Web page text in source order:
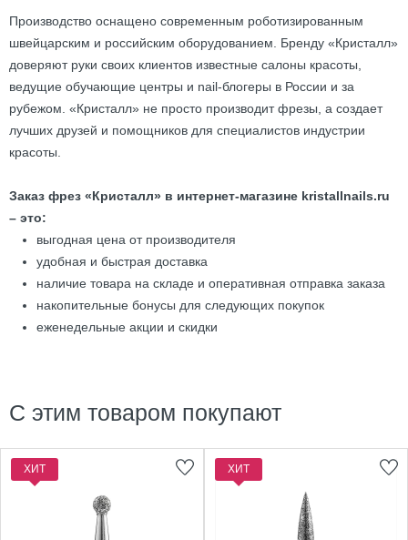
Производство оснащено современным роботизированным
швейцарским и российским оборудованием. Бренду «Кристалл»
доверяют руки своих клиентов известные салоны красоты,
ведущие обучающие центры и nail-блогеры в России и за
рубежом. «Кристалл» не просто производит фрезы, а создает
лучших друзей и помощников для специалистов индустрии
красоты.
Заказ фрез «Кристалл» в интернет-магазине kristallnails.ru
– это:
выгодная цена от производителя
удобная и быстрая доставка
наличие товара на складе и оперативная отправка заказа
накопительные бонусы для следующих покупок
еженедельные акции и скидки
С этим товаром покупают
ХИТ ХИТ